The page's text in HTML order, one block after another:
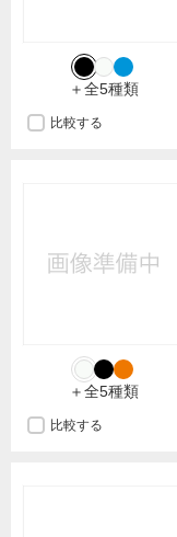
＋全5種類
比較する
＋全5種類
比較する